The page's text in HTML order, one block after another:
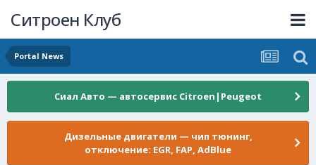
Ситроен Клуб
Portal News
Сиал Авто — автосервис Citroen|Peugeot
Дизельные двигатели — чип тюнинг,
отключение: EGR, FAP, AdBlue